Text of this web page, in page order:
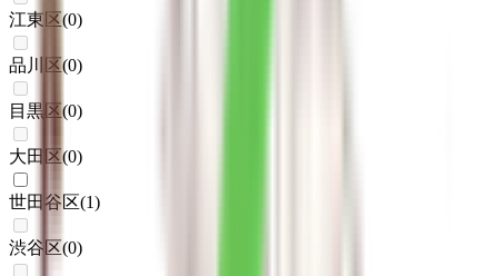
江東区(0)
品川区(0)
目黒区(0)
大田区(0)
世田谷区(1)
渋谷区(0)